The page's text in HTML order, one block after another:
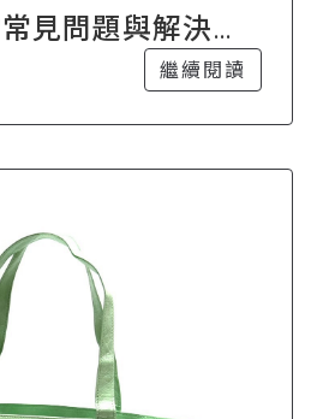
見問題與解決方
繼續閱讀